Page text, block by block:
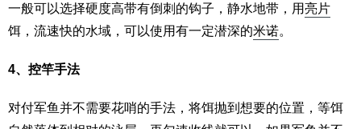
一般可以选择硬度高带有倒刺的钩子，静水地带，用亮片
饵，流速快的水域，可以使用有一定潜深的米诺。
4、控竿手法
对付军鱼并不需要花哨的手法，将饵抛到想要的位置，等饵